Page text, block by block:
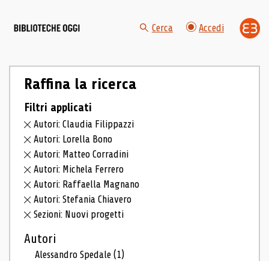
Cerca Accedi
Raffina la ricerca
Filtri applicati
Autori: Claudia Filippazzi
Autori: Lorella Bono
Autori: Matteo Corradini
Autori: Michela Ferrero
Autori: Raffaella Magnano
Autori: Stefania Chiavero
Sezioni: Nuovi progetti
Autori
Alessandro Spedale(1)